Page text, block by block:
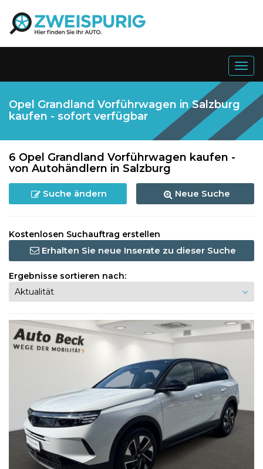
Opel Grandland Vorführwagen in Salzburg
kaufen - sofort verfügbar
6 Opel Grandland Vorführwagen kaufen -
von Autohändlern in Salzburg
Suche ändern Neue Suche
Kostenlosen Suchauftrag erstellen
Erhalten Sie neue Inserate zu dieser Suche
Ergebnisse sortieren nach: